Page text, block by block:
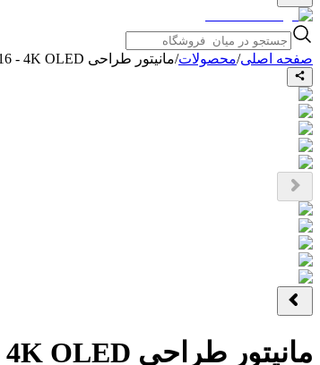
صفحه اصلی/محصولات/مانیتور طراحی XP-Pen Artist Ultra 16 - 4K OLED (نسل جدید و لمسی با ریموت کنترل) + 3 هدیه اختصاصی